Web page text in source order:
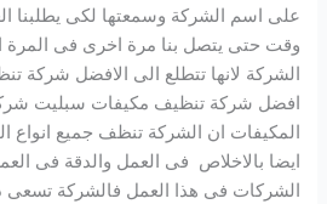
على اسم الشركة وسمعتها لكى يطلبنا
وقت حتى يتصل بنا مرة اخرى فى المرة
الشركة لانها تتطلع الى الافضل شركة
افضل شركة تنظيف مكيفات سبليت
المكيفات ان الشركة تنظف جميع انواع
ايضا بالاخلاص فى العمل والدقة فى
الشركات فى هذا العمل فالشركة تسعى